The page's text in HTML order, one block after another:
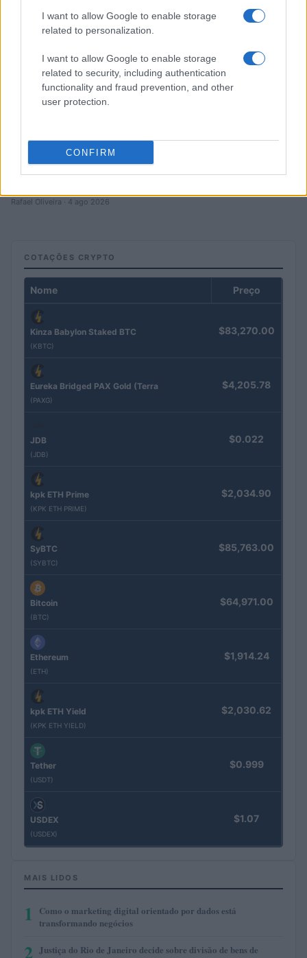
I want to allow Google to enable storage
related to personalization.
I want to allow Google to enable storage
related to security, including authentication
functionality and fraud prevention, and other
user protection.
CONFIRM
Petróleo Brent cai 8.46% e arrasta commodities em queda
Rafael Oliveira · 4 ago 2026
COTAÇÕES CRYPTO
Nome Preço
Kinza Babylon Staked BTC
(KBTC)
$83,270.00
Eureka Bridged PAX Gold (Terra
(PAXG)
$4,205.78
JDB
(JDB)
$0.022
kpk ETH Prime
(KPK ETH PRIME)
$2,034.90
SyBTC
(SYBTC)
$85,763.00
Bitcoin
(BTC)
$64,971.00
Ethereum
(ETH)
$1,914.24
kpk ETH Yield
(KPK ETH YIELD)
$2,030.62
Tether
(USDT)
$0.999
USDEX
(USDEX)
$1.07
MAIS LIDOS
1
Como o marketing digital orientado por dados está
transformando negócios
2
Justiça do Rio de Janeiro decide sobre divisão de bens de